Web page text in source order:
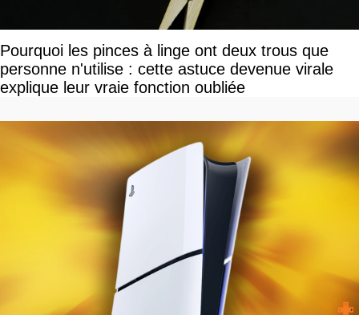
Pourquoi les pinces à linge ont deux trous que
personne n'utilise : cette astuce devenue virale
explique leur vraie fonction oubliée